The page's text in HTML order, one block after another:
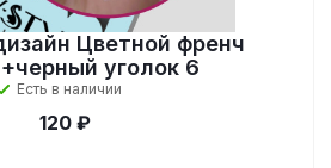
Цветной френч
уголок 6
Есть в наличии
120 ₽